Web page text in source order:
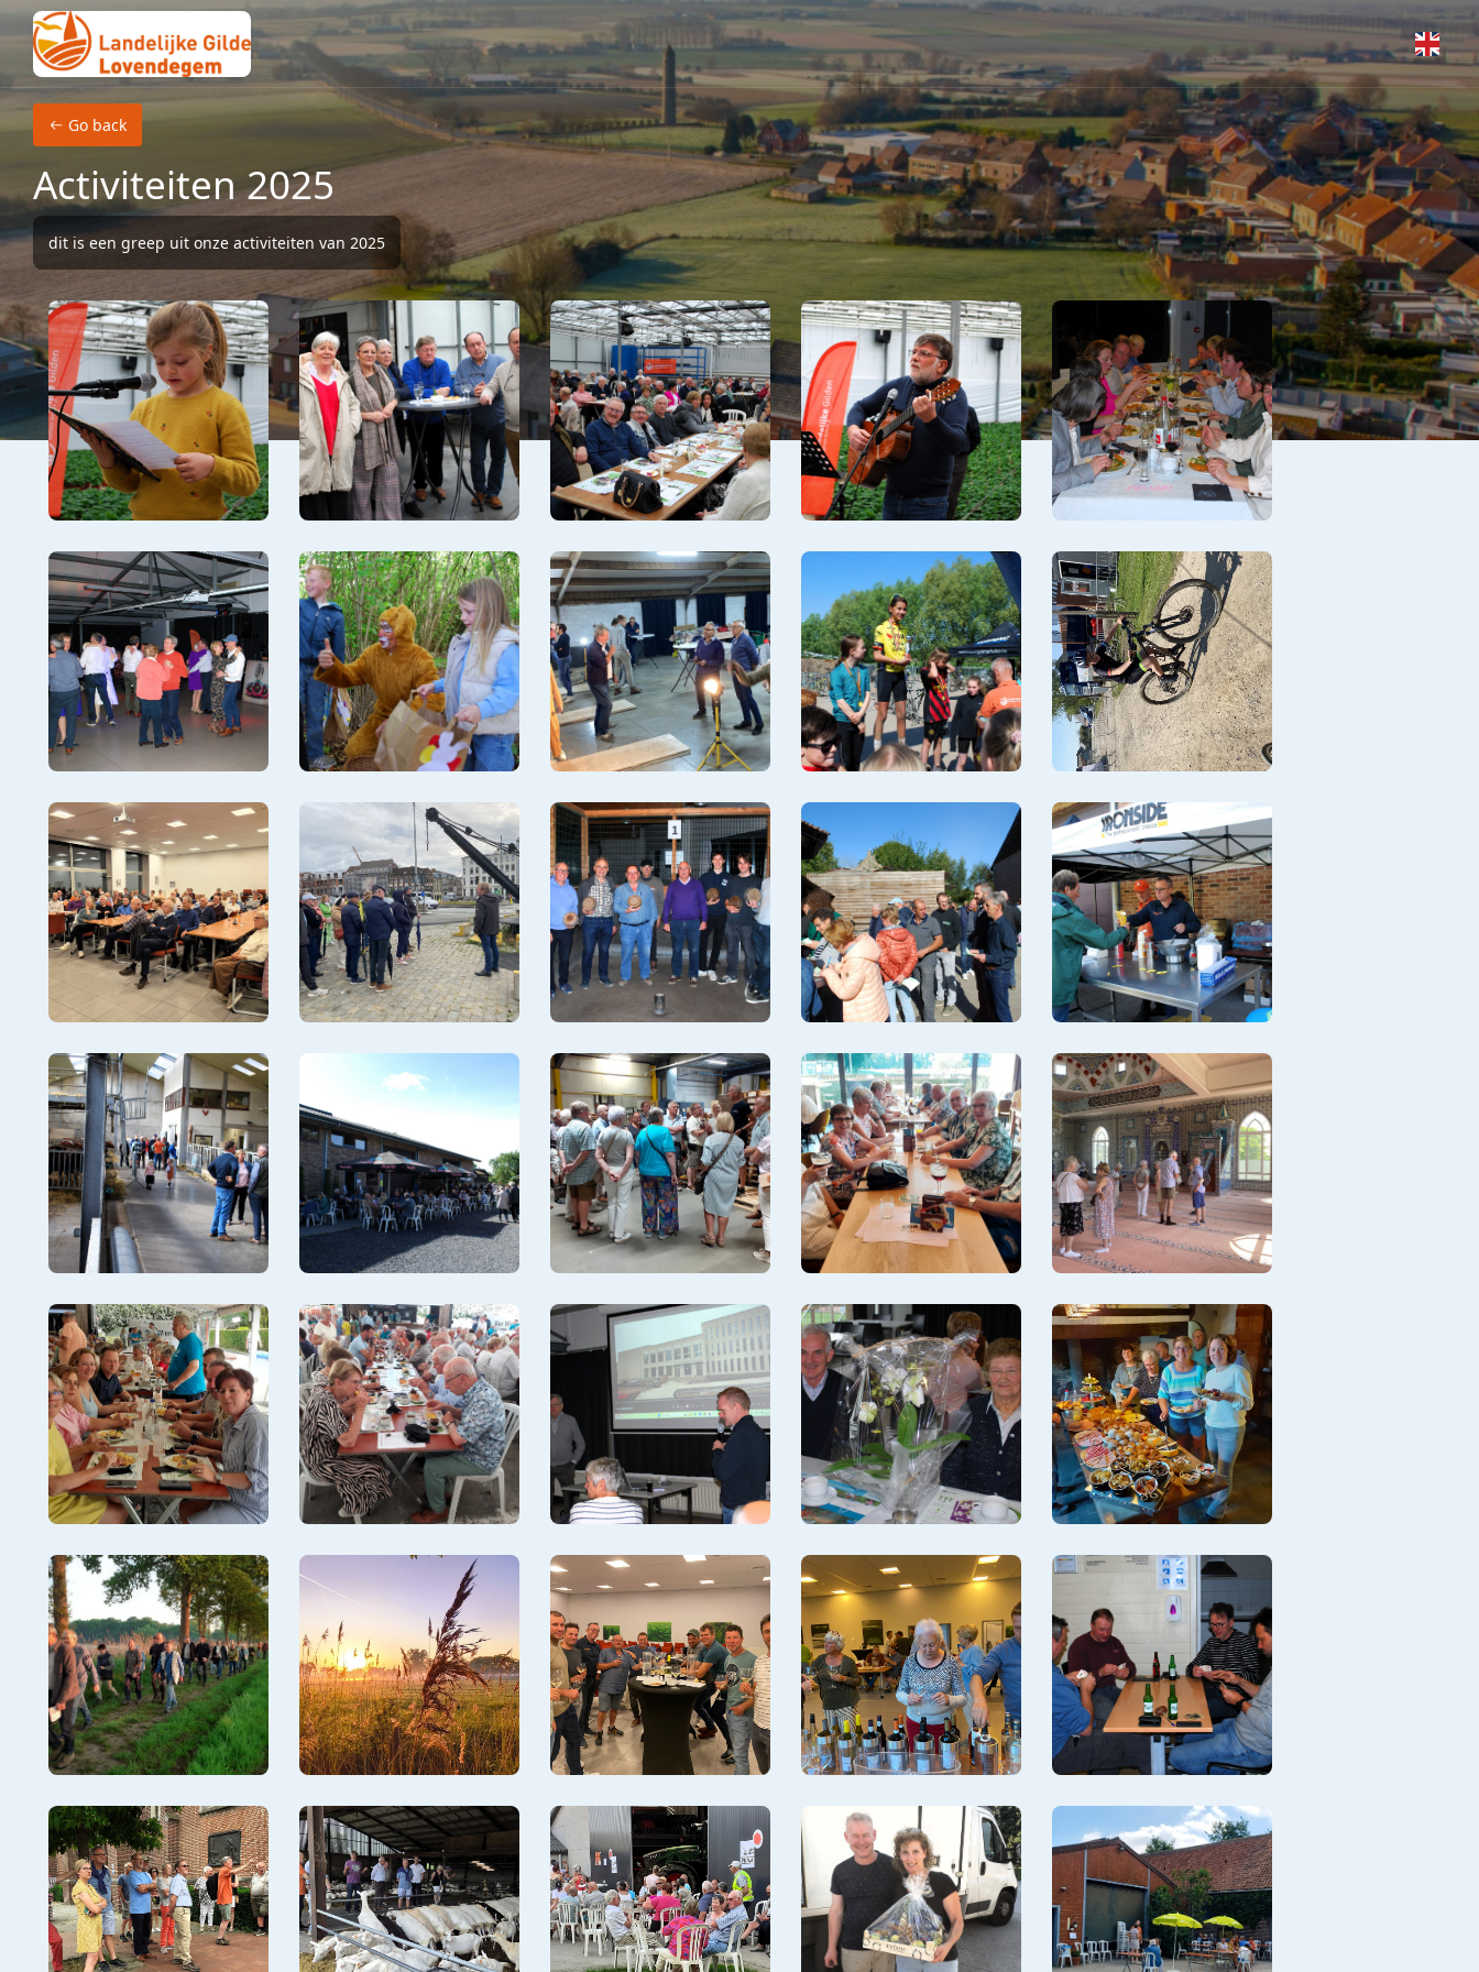
Skip to main content
Go back
Activiteiten 2025
dit is een greep uit onze activiteiten van 2025